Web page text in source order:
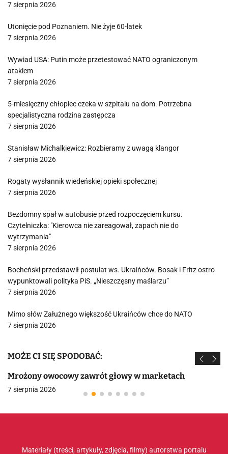
7 sierpnia 2026
Utonięcie pod Poznaniem. Nie żyje 60-latek
7 sierpnia 2026
Wywiad USA: Putin może przetestować NATO ograniczonym
atakiem
7 sierpnia 2026
5-miesięczny chłopiec czeka w szpitalu na dom. Potrzebna
specjalistyczna rodzina zastępcza
7 sierpnia 2026
Stanisław Michalkiewicz: Rozbieramy z uwagą klangor
7 sierpnia 2026
Rogaty wysłannik wiedeńskiej opieki społecznej
7 sierpnia 2026
Bezdomny spał w autobusie przed rozpoczęciem kursu.
Czytelniczka: "Kierowca nie zareagował, zapach nie do
wytrzymania"
7 sierpnia 2026
Bocheński przedstawił postulat ws. Ukraińców. Bosak i Fritz ostro
wypunktowali polityka PiS. „Nieszczęsny maślarzu”
7 sierpnia 2026
Mimo słów Załużnego większość Ukraińców chce do NATO
7 sierpnia 2026
MOŻE CI SIĘ SPODOBAĆ:
Mrożony owocowy zawrót głowy w marketach
7 sierpnia 2026
Materiały (treści, artykuły, zdjęcia, filmy) autorstwa portalu